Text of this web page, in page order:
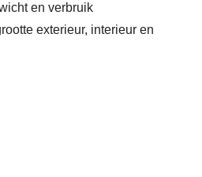
en verbruik
exterieur, interieur en